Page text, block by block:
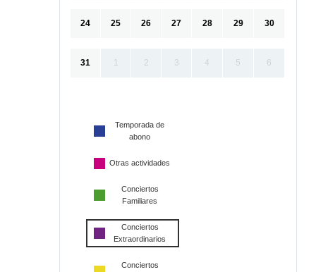
24 25 26 27 28 29 30
31 1 2 3 4 5 6
Temporada de
abono
Otras actividades
Conciertos
Familiares
Conciertos
Extraordinarios
Conciertos